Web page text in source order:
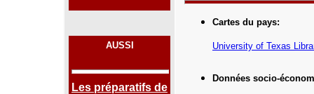
AUSSI
Les préparatifs de
Cartes du pays:
University of Texas
Données socio-